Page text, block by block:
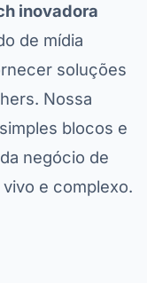
inovadora
de mídia
soluções
Nossa
blocos e
negócio de
e complexo.